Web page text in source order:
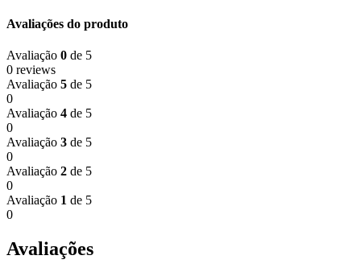
Avaliações do produto
Avaliação 0 de 5
0 reviews
Avaliação 5 de 5
0
Avaliação 4 de 5
0
Avaliação 3 de 5
0
Avaliação 2 de 5
0
Avaliação 1 de 5
0
Avaliações